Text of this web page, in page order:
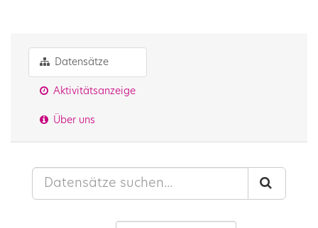
Datensätze
Aktivitätsanzeige
Über uns